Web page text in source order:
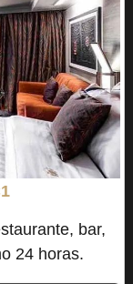
bar,
24 horas.